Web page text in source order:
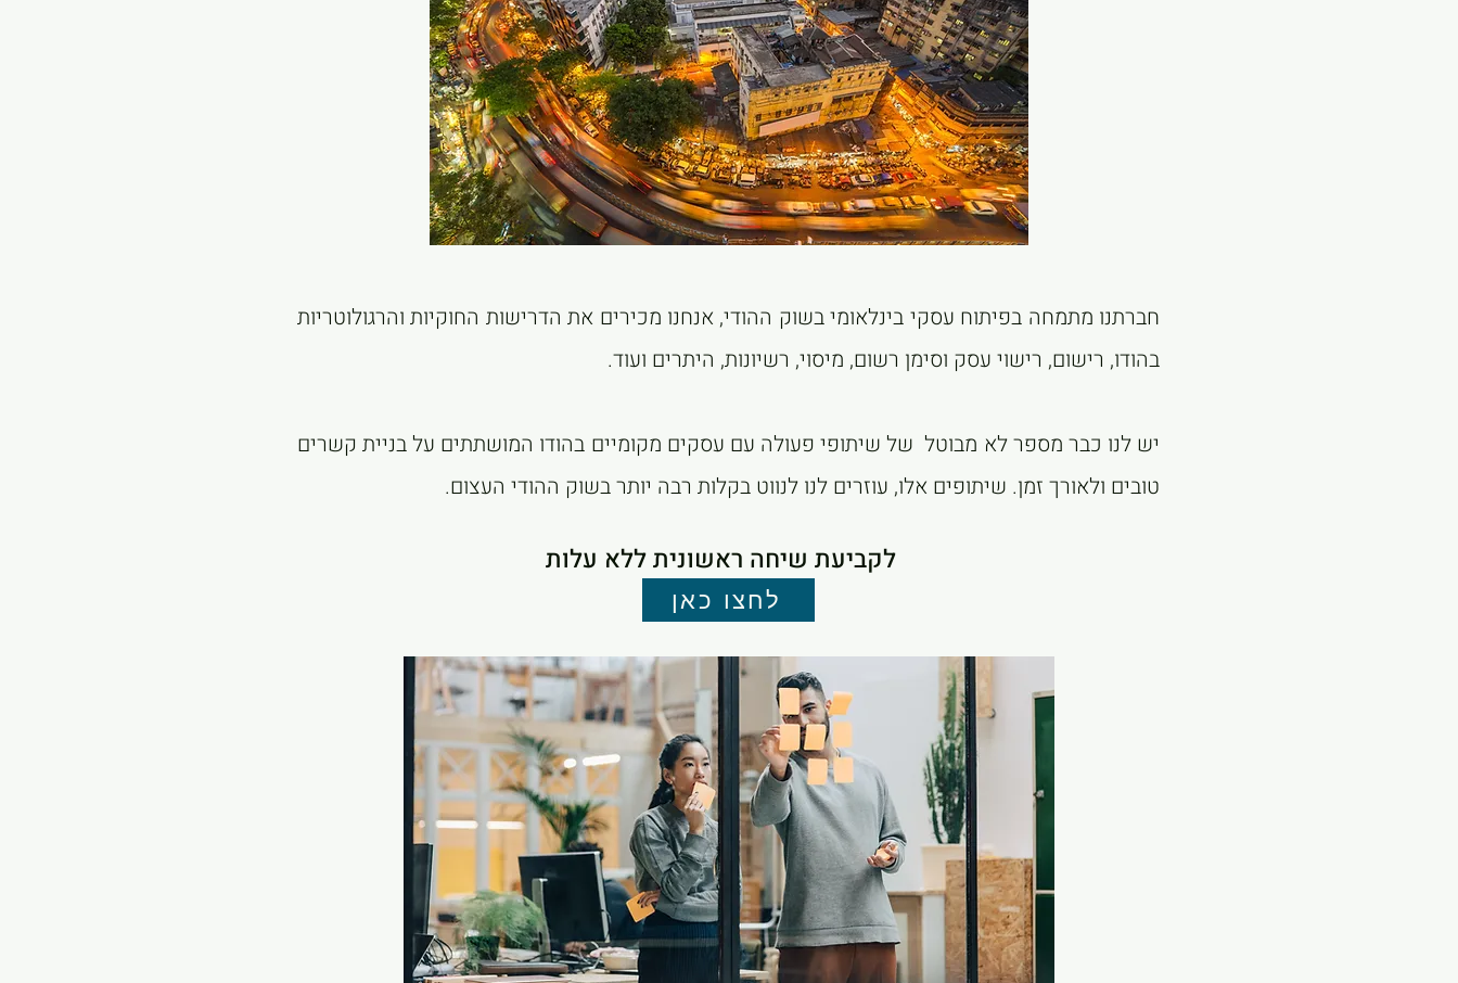
חברתנו מתמחה בפיתוח עסקי בינלאומי בשוק ההודי, אנחנו מכירים את הדרישות החוקיות והרגולוטריות
בהודו, רישום, רישוי עסק וסימן רשום, מיסוי, רשיונות, היתרים ועוד.
יש לנו כבר מספר לא מבוטל של שיתופי פעולה עם עסקים מקומיים בהודו המושתתים על בניית קשרים
טובים ולאורך זמן. שיתופים אלו, עוזרים לנו לנווט בקלות רבה יותר בשוק ההודי העצום.
לקביעת שיחה ראשונית ללא עלות
לחצו כאן